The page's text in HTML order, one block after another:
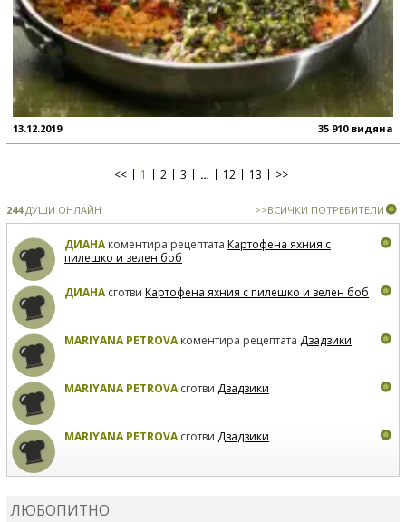
13.12.2019 35 910 видяна
<< 1 2 3 … 12 13 >>
244ДУШИ ОНЛАЙН >>ВСИЧКИ ПОТРЕБИТЕЛИ
ДИАНАкоментира рецептата Картофена яхния с
пилешко и зелен боб
ДИАНАсготви Картофена яхния с пилешко и зелен боб
MARIYANA PETROVAкоментира рецептата Дзадзики
MARIYANA PETROVAсготви Дзадзики
MARIYANA PETROVAсготви Дзадзики
ЛЮБОПИТНО